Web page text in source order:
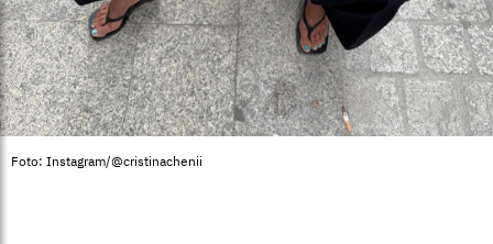
Foto: Instagram/@cristinachenii